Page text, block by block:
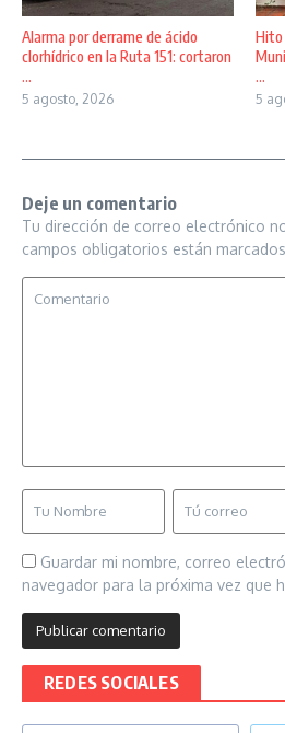
Alarma por derrame de ácido
clorhídrico en la Ruta 151: cortaron
...
5 agosto, 2026
Hito
...
5
Deje un comentario
Tu dirección de correo electrónico
campos obligatorios están
Guardar mi nombre, correo
navegador para la próxima vez que
REDES SOCIALES